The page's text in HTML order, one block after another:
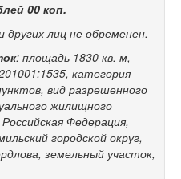
00 коп.
лиц не обременен.
: площадь 1830 кв. м,
категория
вид разрешенного
жилищного
Федерация,
городской округ,
земельный участок,